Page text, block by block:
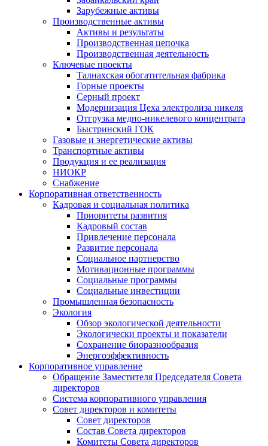
Зарубежные активы
Производственные активы
Активы и результаты
Производственная цепочка
Производственная деятельность
Ключевые проекты
Талнахская обогатительная фабрика
Горные проекты
Серный проект
Модернизация Цеха электролиза никеля
Отгрузка медно-никелевого концентрата
Быстринский ГОК
Газовые и энергетические активы
Транспортные активы
Продукция и ее реализация
НИОКР
Снабжение
Корпоративная ответственность
Кадровая и социальная политика
Приоритеты развития
Кадровый состав
Привлечение персонала
Развитие персонала
Социальное партнерство
Мотивационные программы
Социальные программы
Социальные инвестиции
Промышленная безопасность
Экология
Обзор экологической деятельности
Экологически проекты и показатели
Сохранение биоразнообразия
Энергоэффективность
Корпоративное управление
Обращение Заместителя Председателя Совета
директоров
Система корпоративного управления
Совет директоров и комитеты
Совет директоров
Состав Совета директоров
Комитеты Совета директоров